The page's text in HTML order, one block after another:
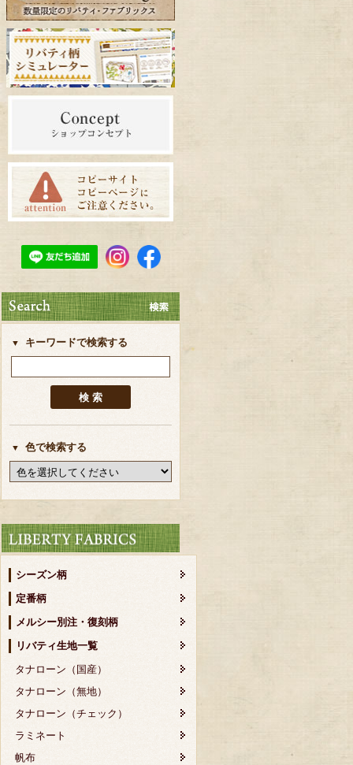
キーワードで検索する
色で検索する
シーズン柄
定番柄
メルシー別注・復刻柄
リバティ生地一覧
タナローン（国産）
タナローン（無地）
タナローン（チェック）
ラミネート
帆布